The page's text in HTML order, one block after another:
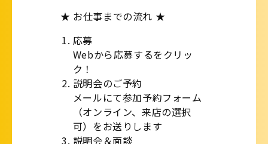
★ お仕事までの流れ ★
応募
Webから応募するをクリッ
ク！
説明会のご予約
メールにて参加予約フォーム
（オンライン、来店の選択
可）をお送りします
説明会＆面談